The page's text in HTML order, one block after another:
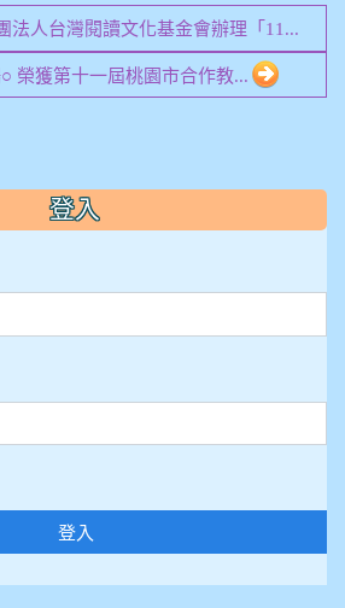
法人台灣閱讀文化基金會辦理「11...
榮獲第十一屆桃園市合作教...
登入
登入